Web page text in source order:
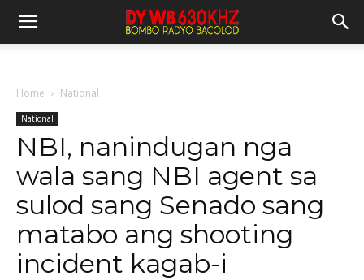
Home National
National
NBI, nanindugan nga
wala sang NBI agent sa
sulod sang Senado sang
matabo ang shooting
incident kagab-i